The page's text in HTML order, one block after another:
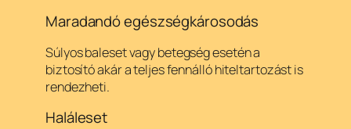
Maradandó egészségkárosodás
Súlyos baleset vagy betegség esetén a
biztosító akár a teljes fennálló hiteltartozást is
rendezheti.
Haláleset